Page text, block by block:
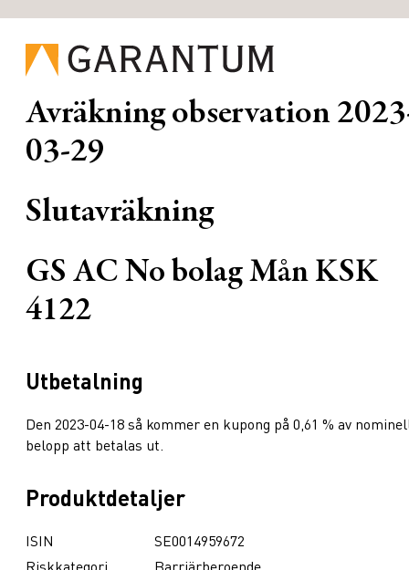
Avräkning observation
03-29
Slutavräkning
GS AC No bolag Mån KSK
4122
Utbetalning
Den 2023-04-18 så kommer en kupong på 0,61 % av
belopp att betalas ut.
Produktdetaljer
ISIN
SE0014959672
Riskkategori
Barriärberoende